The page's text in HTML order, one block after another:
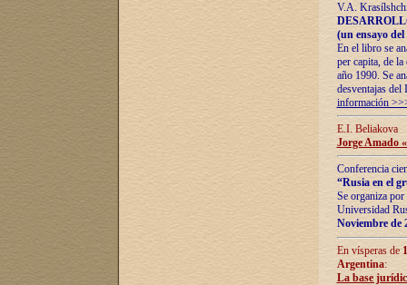
V.A.
(un ensayo
En el libro se
per capita, de
año 1990. Se
desventajas
información
E.I. Beliakova
Jorge Amado
Conferencia
“Rusia en el
Se organiza
Universidad
Noviembre de
En vísperas de
Argentina:
La base